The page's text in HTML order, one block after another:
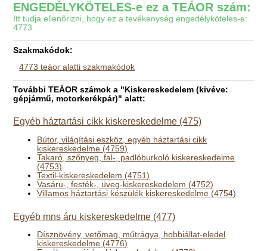
ENGEDÉLYKÖTELES-e ez a TEÁOR szám:
Itt tudja ellenőrizni, hogy ez a tevékenység engedélyköteles-e:
4773
Szakmakódok:
4773 teáor alatti szakmakódok
További TEÁOR számok a "Kiskereskedelem (kivéve:
gépjármű, motorkerékpár)" alatt:
Egyéb háztartási cikk kiskereskedelme (475)
Bútor, világítási eszköz, egyéb háztartási cikk
kiskereskedelme (4759)
Takaró, szőnyeg, fal-, padlóburkoló kiskereskedelme
(4753)
Textil-kiskereskedelem (4751)
Vasáru-, festék-, üveg-kiskereskedelem (4752)
Villamos háztartási készülék kiskereskedelme (4754)
Egyéb mns áru kiskereskedelme (477)
Dísznövény, vetőmag, műtrágya, hobbiállat-eledel
kiskereskedelme (4776)